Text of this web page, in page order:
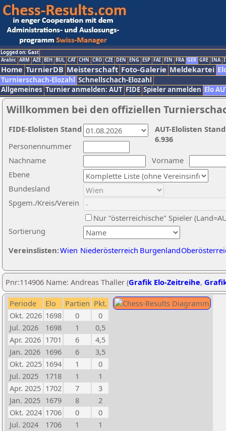
Logged on: Gast
Arabic ARM AZE BIH BUL CAT CHN CRO CZE DEN ENG ESP FAI FIN FRA GER GRE INA
Home TurnierDB Meisterschaft Foto-Galerie Meldekartei
Turnierschach-Elozahl Schnellschach-Elozahl
Allgemeines Turnier anmelden: AUT FIDE Spieler anmelden Elo
Willkommen bei den offiziellen
Nachname
Vorname
Ebene
Sortierung
Personennummer
Bundesland
Spgem./Kreis/Verein
Nur "österreichische" Spieler
Vereinslisten:Wien Niederösterreich Burgenland
AUT-Elolisten
6.936
FIDE-Elolisten Stand
Pnr:114906 Name: Andreas Thaller (Grafik Elo-Zeitreihe,
Periode Elo Partien Pkt.
Okt. 2026 1698 0
0
Jul. 2026
1698 1
0,5
Apr. 2026 1701 6
4,5
Jan. 2026 1696 6
3,5
Okt. 2025 1694 1
0
Jul. 2025
1718 1
1
Apr. 2025 1702 7
3
Jan. 2025 1679 8
2
Okt. 2024 1706 0
0
Jul. 2024
1706 1
1